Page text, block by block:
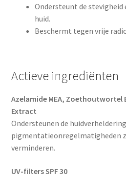
Ondersteunt de
huid.
Beschermt tegen vrije
Actieve ingrediënten
Azelamide MEA, Zoethoutwortel
Extract
Ondersteunen de
pigmentatieonregelmatigheden
verminderen.
UV-filters SPF 30